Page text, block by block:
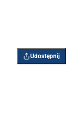
Udostępnij